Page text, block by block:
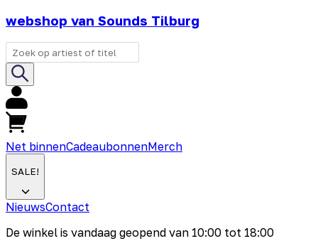
webshop van Sounds Tilburg
Net binnenCadeaubonnenMerch
SALE!
NieuwsContact
De winkel is vandaag geopend van 10:00 tot 18:00